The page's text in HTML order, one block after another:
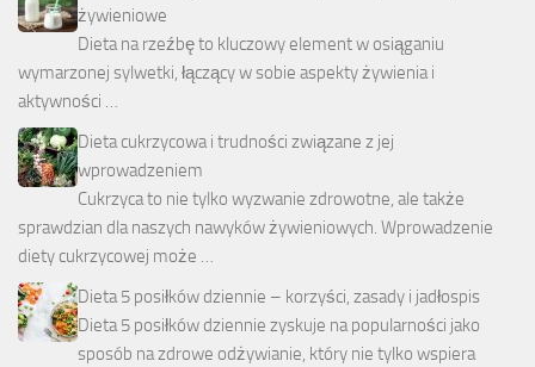
żywieniowe
Dieta na rzeźbę to kluczowy element w osiąganiu
wymarzonej sylwetki, łączący w sobie aspekty żywienia i
aktywności …
Dieta cukrzycowa i trudności związane z jej
wprowadzeniem
Cukrzyca to nie tylko wyzwanie zdrowotne, ale także
sprawdzian dla naszych nawyków żywieniowych. Wprowadzenie
diety cukrzycowej może …
Dieta 5 posiłków dziennie – korzyści, zasady i jadłospis
Dieta 5 posiłków dziennie zyskuje na popularności jako
sposób na zdrowe odżywianie, który nie tylko wspiera